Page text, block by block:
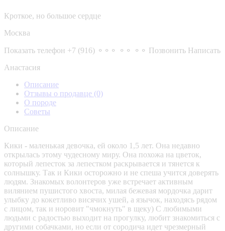
Кроткое, но большое сердце
Москва
Показать телефон +7 (916) ⚬⚬⚬ ⚬⚬ ⚬⚬ Позвонить Написать
Анастасия
Описание
Отзывы о продавце (0)
О породе
Советы
Описание
Кики - маленькая девочка, ей около 1,5 лет. Она недавно
открылась этому чудесному миру. Она похожа на цветок,
который лепесток за лепестком раскрывается и тянется к
солнышку. Так и Кики осторожно и не спеша учится доверять
людям. Знакомых волонтеров уже встречает активным
вилянием пушистого хвоста, милая бежевая мордочка дарит
улыбку до кокетливо висячих ушей, а язычок, находясь рядом
с лицом, так и норовит "чмокнуть" в щеку) С любимыми
людьми с радостью выходит на прогулку, любит знакомиться с
другими собачками, но если от сородича идет чрезмерный